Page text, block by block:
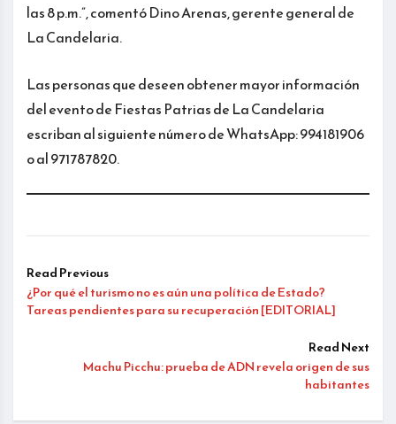
las 8 p.m.”, comentó Dino Arenas, gerente general de
La Candelaria.
Las personas que deseen obtener mayor información
del evento de Fiestas Patrias de La Candelaria
escriban al siguiente número de WhatsApp: 994181906
o al 971787820.
Read Previous
¿Por qué el turismo no es aún una política de Estado?
Tareas pendientes para su recuperación [EDITORIAL]
Read Next
Machu Picchu: prueba de ADN revela origen de sus
habitantes